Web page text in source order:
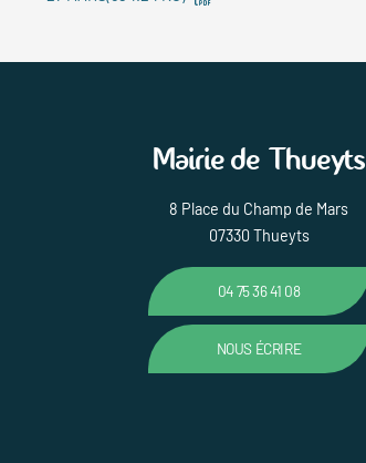
Mairie de Thueyts
8 Place du Champ de Mars
07330 Thueyts
04 75 36 41 08
NOUS ÉCRIRE